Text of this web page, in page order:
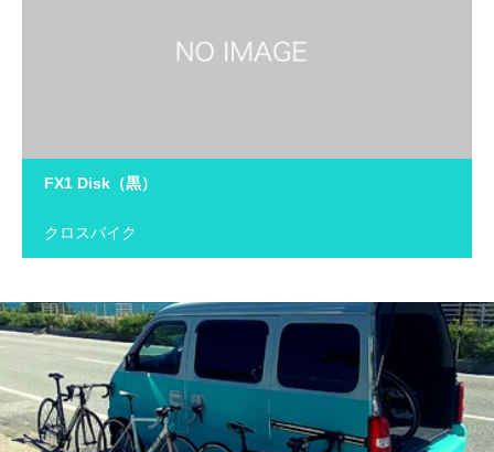
FX1 Disk（黒）
クロスバイク